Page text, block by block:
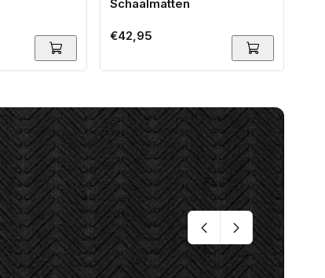
Schaalmatten
Normale
€42,95